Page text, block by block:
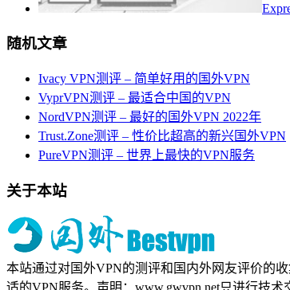
随机文章
Ivacy VPN测评 – 简单好用的国外VPN
VyprVPN测评 – 最适合中国的VPN
NordVPN测评 – 最好的国外VPN 2022年
Trust.Zone测评 – 性价比超高的新兴国外VPN
PureVPN测评 – 世界上最快的VPN服务
关于本站
本站通过对国外VPN的测评和国内外网友评价的